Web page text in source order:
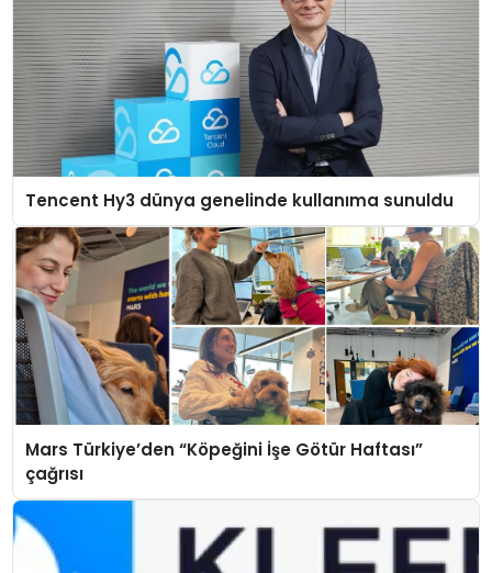
Tencent Hy3 dünya genelinde kullanıma sunuldu
Mars Türkiye’den “Köpeğini İşe Götür Haftası”
çağrısı